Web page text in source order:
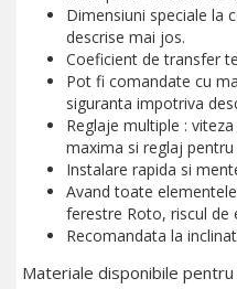
Dimensiuni speciale la
descrise mai jos.
Coeficient de transfer
Pot fi comandate cu
siguranta impotriva
Reglaje multiple :
maxima si reglaj
Instalare rapida si
Avand toate
ferestre Roto, riscul de
Recomandata la
Materiale disponibile